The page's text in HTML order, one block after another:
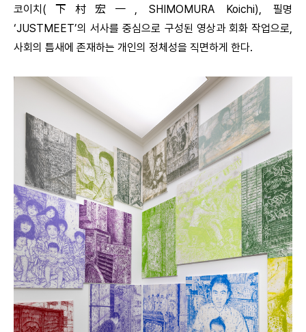
코이치(下村宏一, SHIMOMURA Koichi), 필명
‘JUSTMEET’의 서사를 중심으로 구성된 영상과 회화 작업으로,
사회의 틈새에 존재하는 개인의 정체성을 직면하게 한다.